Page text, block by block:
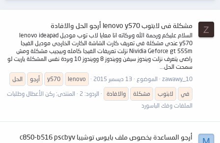
Z مشكلة فى لابتوب lenovo y570 أرجو الحل والافادة
السلام عليكم ورحمة الله وبركاته انا معايا لاب توب موديل lenovo ideapad
y570 عندى مشكلة فى تعريف كارت الشاشة الكارت الخارجى موديل الفيجا
Nividia Geforce gt 555m نزلت تعريفات الفيجا كامله وبيجيب مشكلة ومش
راضى يتعرف نزلت ويندوز سيفن وويندوز 8 وويندوز 10 وبردة نفس المشكلة ياريت لو
سمحت الحل...
zawawy_10
الموضوع 13 ديسمبر 2015 lenovo
y570 أرجو
الحل
في
لابتوب مشكلة والافادة الردود: 2 المنتدى: ركن الأعطال وطلبات
الملفات وفك الباسورد
أرجو المساعدة بخصوص ملف بايوس توشيبا c850-b516 pscbyv